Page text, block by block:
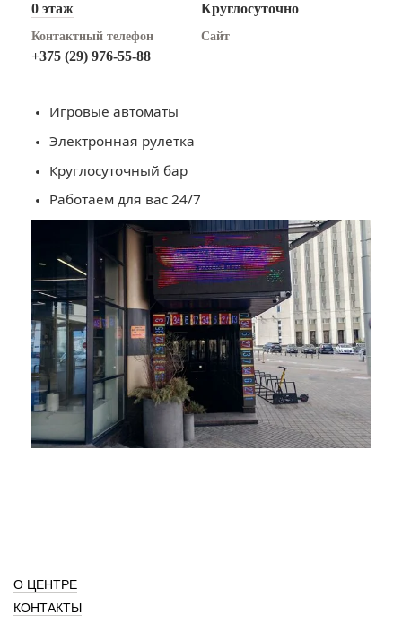
0 этаж Круглосуточно
Контактный телефон
+375 (29) 976-55-88
Сайт
Игровые автоматы
Электронная рулетка
Круглосуточный бар
Работаем для вас 24/7
О ЦЕНТРЕ
КОНТАКТЫ